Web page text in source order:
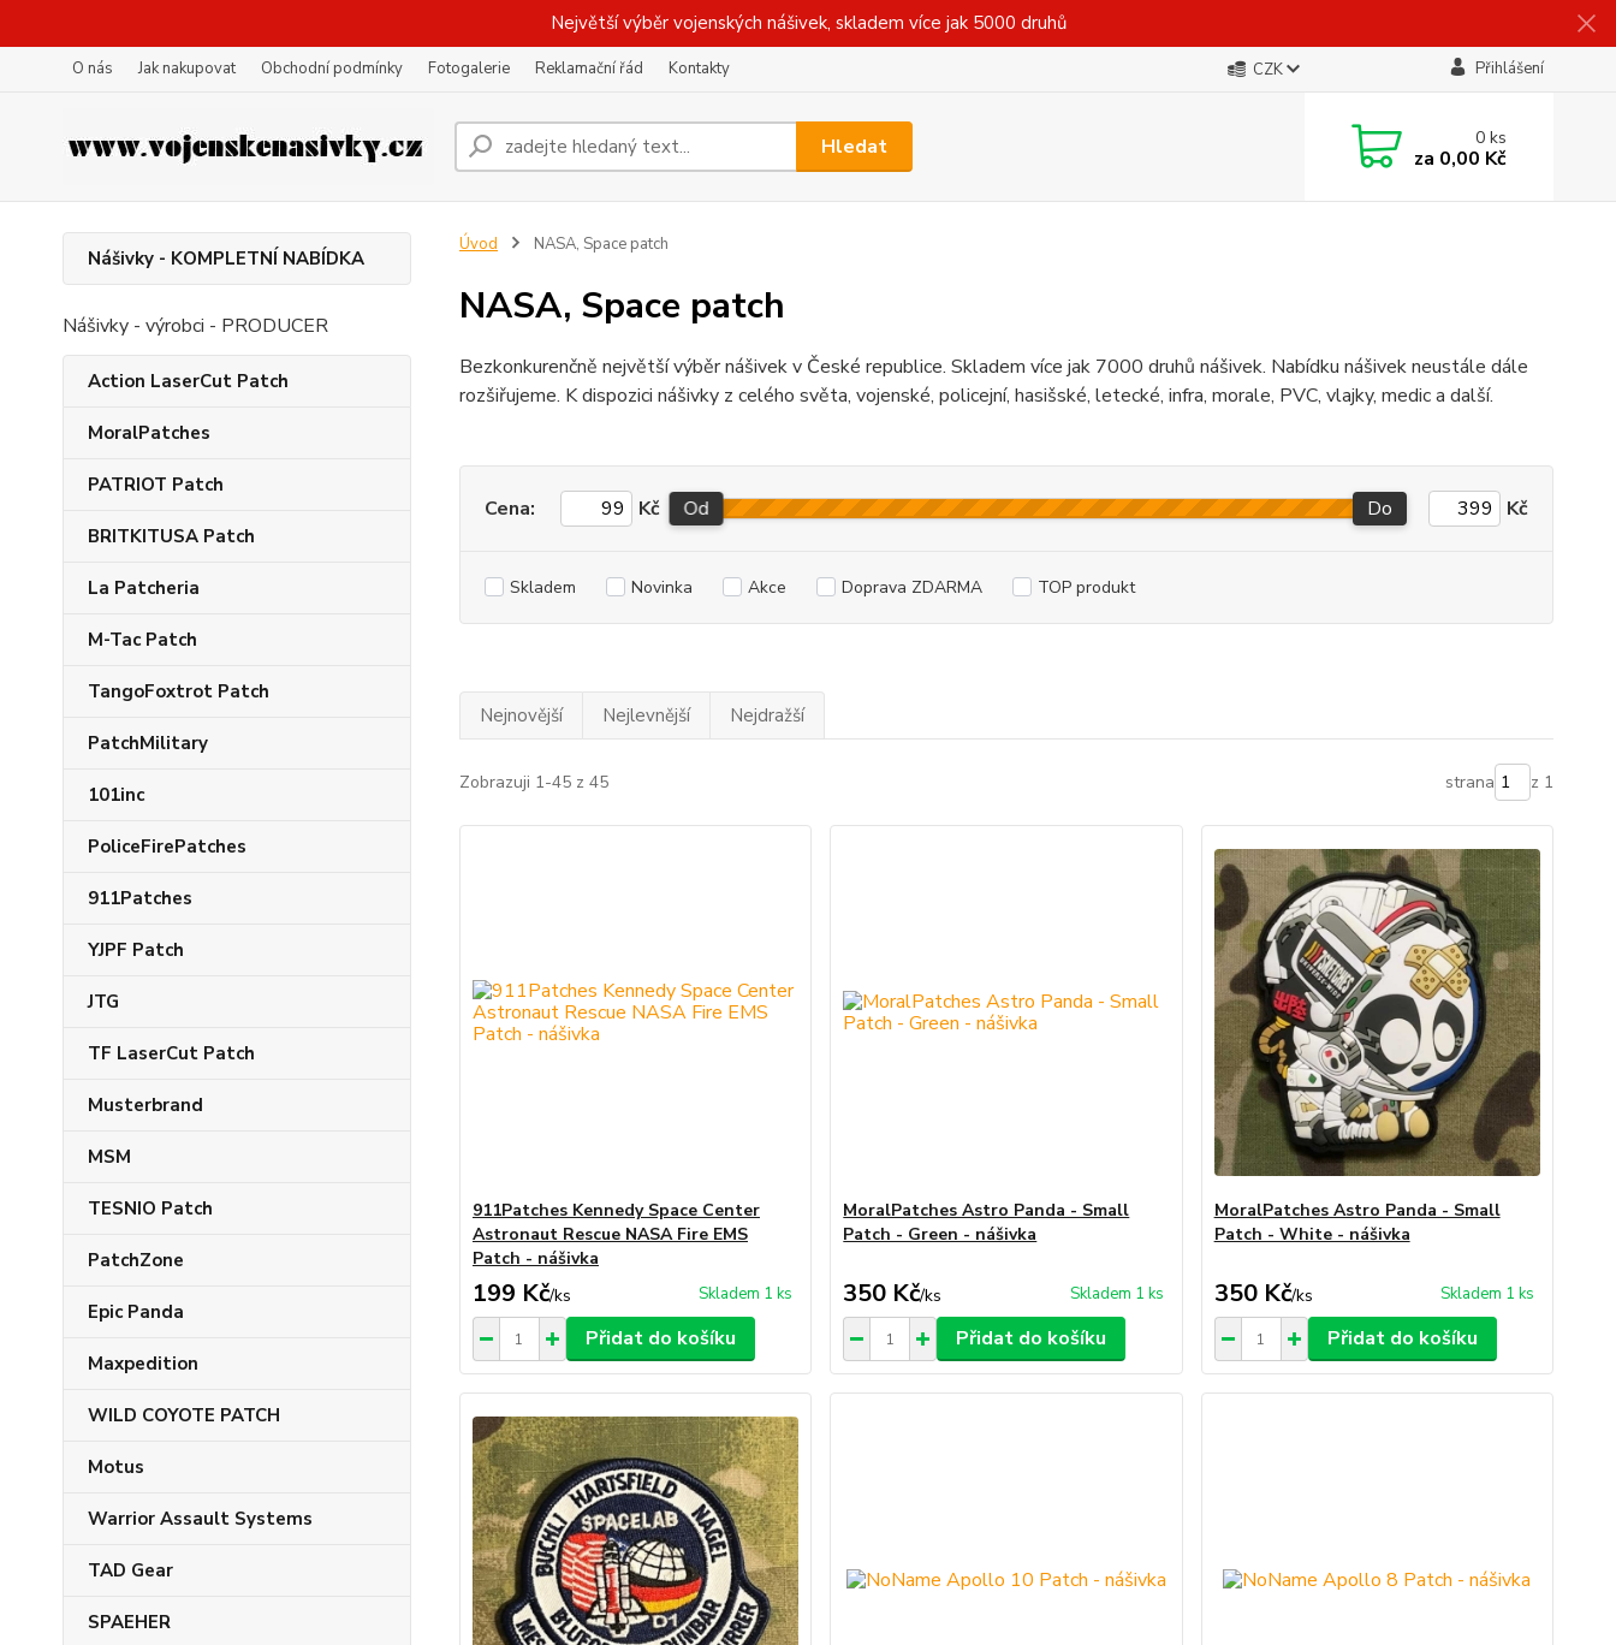
Největší výběr vojenských nášivek, skladem více jak 5000 druhů
O nás Jak nakupovat Obchodní podmínky Fotogalerie Reklamační řád Kontakty CZK Přihlášení
Hledat 0ks
za 0,00 Kč
Nášivky - KOMPLETNÍ NABÍDKA
Nášivky - výrobci - PRODUCER
Action LaserCut Patch
MoralPatches
PATRIOT Patch
BRITKITUSA Patch
La Patcheria
M-Tac Patch
TangoFoxtrot Patch
PatchMilitary
101inc
PoliceFirePatches
911Patches
YJPF Patch
JTG
TF LaserCut Patch
Musterbrand
MSM
TESNIO Patch
PatchZone
Epic Panda
Maxpedition
WILD COYOTE PATCH
Motus
Warrior Assault Systems
TAD Gear
SPAEHER
Úvod NASA, Space patch
NASA, Space patch
Bezkonkurenčně největší výběr nášivek v České republice. Skladem více jak 7000 druhů nášivek. Nabídku nášivek neustále dále
rozšiřujeme. K dispozici nášivky z celého světa, vojenské, policejní, hasišské, letecké, infra, morale, PVC, vlajky, medic a další.
Cena: Kč Od Do Kč
Skladem Novinka Akce Doprava ZDARMA TOP produkt
Nejnovější Nejlevnější Nejdražší
Zobrazuji 1-45 z 45 strana z 1
911Patches Kennedy Space Center
Astronaut Rescue NASA Fire EMS
Patch - nášivka
199 Kč/ks Skladem 1 ks
Přidat do košíku
MoralPatches Astro Panda - Small
Patch - Green - nášivka
350 Kč/ks Skladem 1 ks
Přidat do košíku
MoralPatches Astro Panda - Small
Patch - White - nášivka
350 Kč/ks Skladem 1 ks
Přidat do košíku